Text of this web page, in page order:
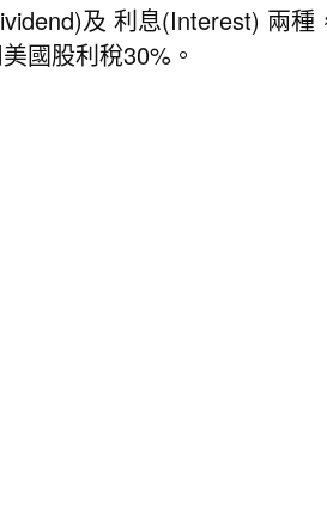
及 利息(Interest) 兩
國股利稅30%。